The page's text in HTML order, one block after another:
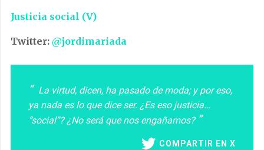
Justicia social (V)
Twitter: @jordimariada
La virtud, dicen, ha pasado de moda; y por eso,
ya nada es lo que dice ser. ¿Es eso justicia…
“social”? ¿No será que nos engañamos?
COMPARTIR EN X